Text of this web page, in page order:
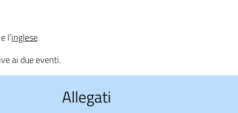
e l’inglese.
ai due eventi.
Allegati